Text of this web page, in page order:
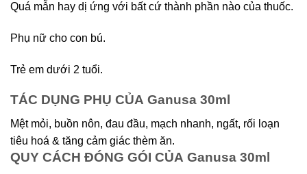
Quá mẫn hay dị ứng với bất cứ thành phần nào của thuốc.
Phụ nữ cho con bú.
Trẻ em dưới 2 tuổi.
TÁC DỤNG PHỤ CỦA Ganusa 30ml
Mệt mỏi, buồn nôn, đau đầu, mạch nhanh, ngất, rối loạn
tiêu hoá & tăng cảm giác thèm ăn.
QUY CÁCH ĐÓNG GÓI CỦA Ganusa 30ml